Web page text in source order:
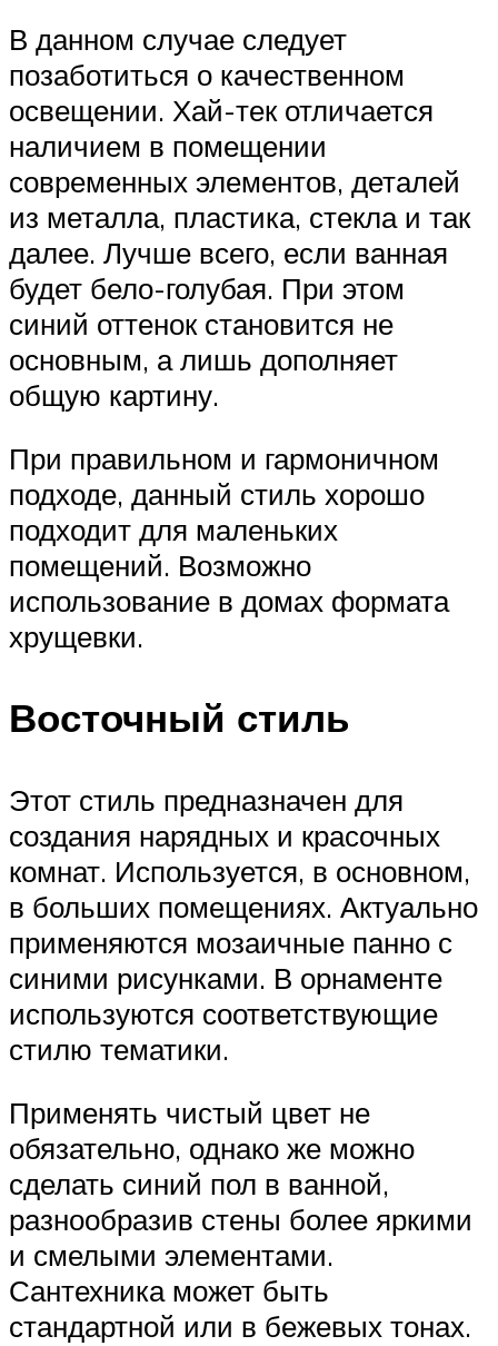
В данном случае следует
позаботиться о качественном
освещении. Хай-тек отличается
наличием в помещении
современных элементов, деталей
из металла, пластика, стекла и так
далее. Лучше всего, если ванная
будет бело-голубая. При этом
синий оттенок становится не
основным, а лишь дополняет
общую картину.
При правильном и гармоничном
подходе, данный стиль хорошо
подходит для маленьких
помещений. Возможно
использование в домах формата
хрущевки.
Восточный стиль
Этот стиль предназначен для
создания нарядных и красочных
комнат. Используется, в основном,
в больших помещениях. Актуально
применяются мозаичные панно с
синими рисунками. В орнаменте
используются соответствующие
стилю тематики.
Применять чистый цвет не
обязательно, однако же можно
сделать синий пол в ванной,
разнообразив стены более яркими
и смелыми элементами.
Сантехника может быть
стандартной или в бежевых тонах.